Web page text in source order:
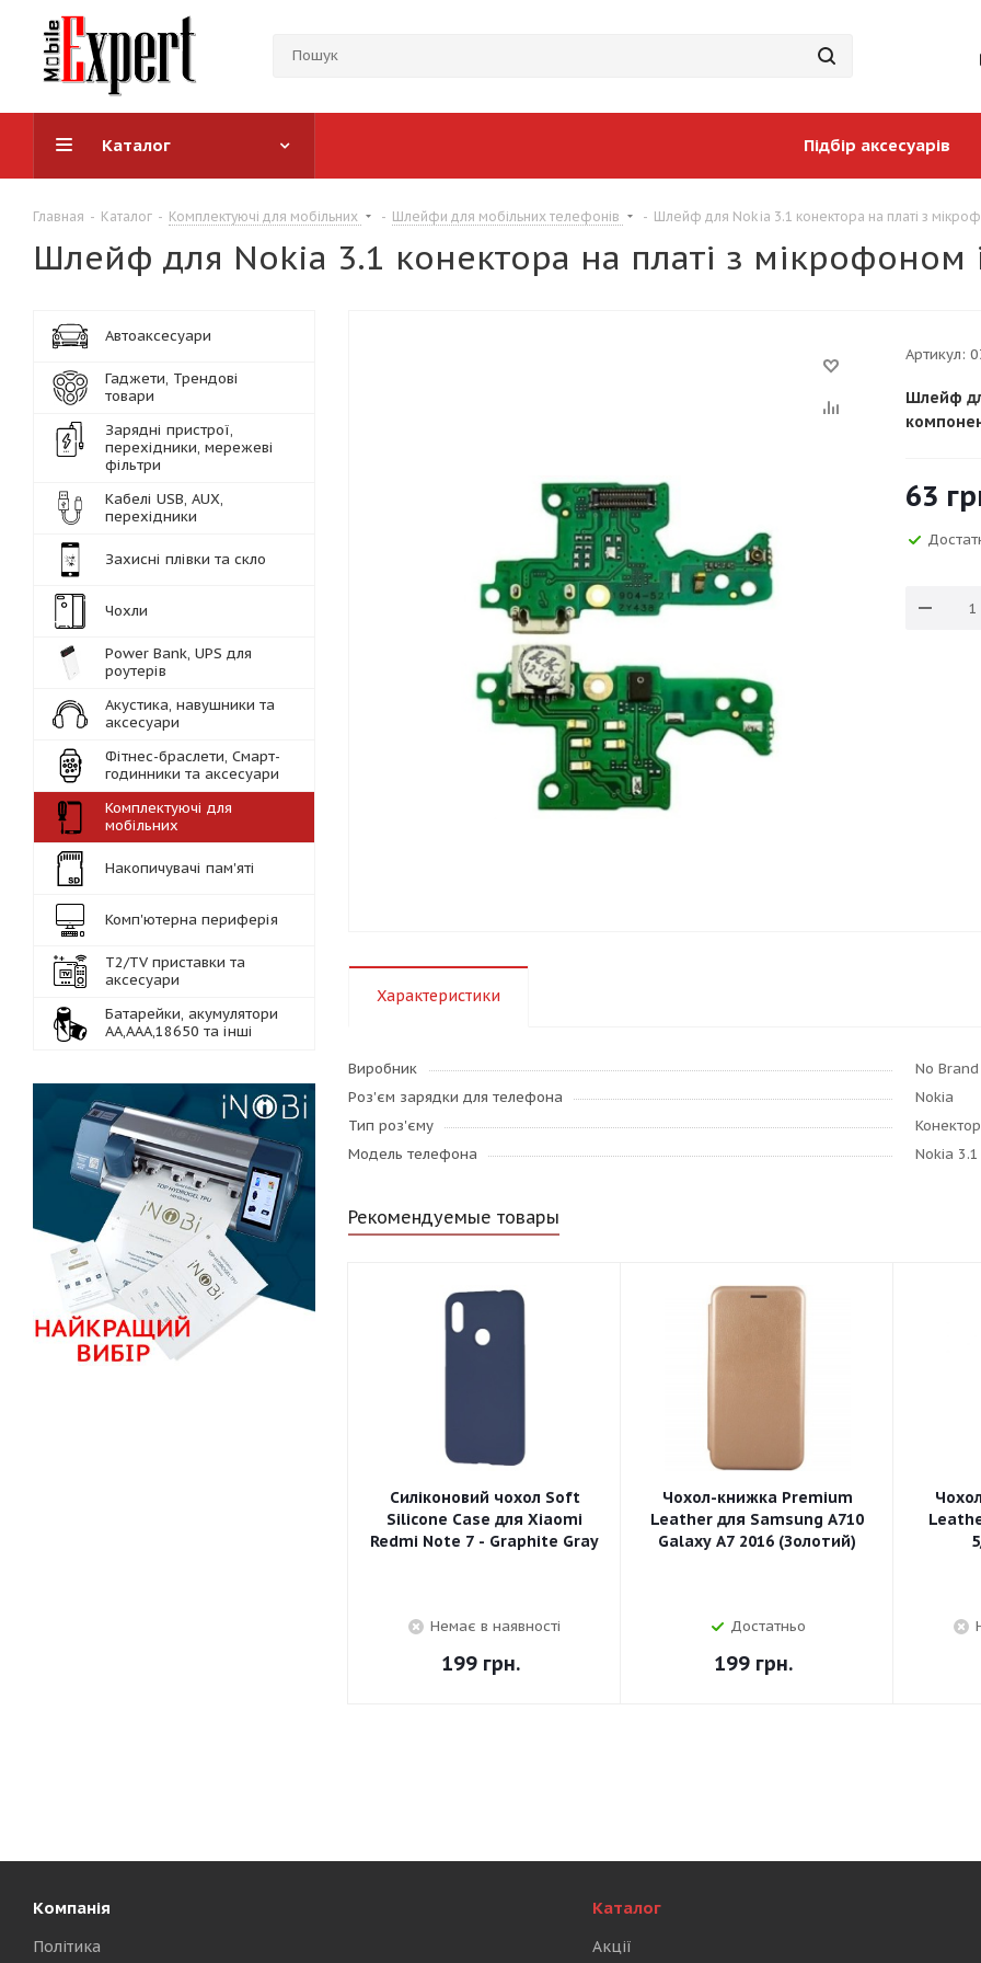
Каталог Підбір аксесуарів
Главная - Каталог - Комплектуючі для мобільних - Шлейфи для мобільних телефонів - Шлейф для Nokia 3.1 конектора на платі з
Шлейф для Nokia 3.1 конектора на платі з мікрофоном
Артикул:
Шлейф
63
Характеристики
Виробник
No Brand
Роз'єм зарядки для телефона
Nokia
Тип роз'єму
Модель телефона
Nokia 3.1
Рекомендуемые товары
Силіконовий чохол Soft
Silicone Case для Xiaomi
Redmi Note 7 - Graphite Gray
Немає в наявності
199 грн.
Чохол-книжка Premium
Leather для Samsung A710
Galaxy A7 2016 (Золотий)
Достатньо
199 грн.
Автоаксесуари
Гаджети, Трендові
товари
Зарядні пристрої,
перехідники, мережеві
фільтри
Кабелі USB, AUX,
перехідники
Захисні плівки та скло
Чохли
Power Bank, UPS для
роутерів
Акустика, навушники та
аксесуари
Фітнес-браслети, Смарт-
годинники та аксесуари
Комплектуючі для
мобільних
Накопичувачі пам'яті
Комп'ютерна периферія
Т2/TV приставки та
аксесуари
Батарейки, акумулятори
АА,ААА,18650 та інші
Компанія
Політика
Каталог
Акції